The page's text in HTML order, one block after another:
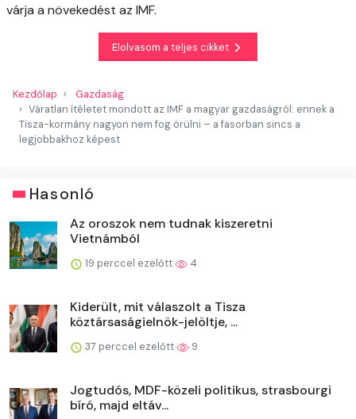
várja a növekedést az IMF.
Elolvasom a teljes cikket
Kezdőlap
Gazdaság
Váratlan ítéletet mondott az IMF a magyar gazdaságról: ennek a
Tisza-kormány nagyon nem fog örülni – a fasorban sincs a
legjobbakhoz képest
Hasonló
Az oroszok nem tudnak kiszeretni
Vietnámból
19 perccel ezelőtt 4
Kiderült, mit válaszolt a Tisza
köztársaságielnök-jelöltje, ...
37 perccel ezelőtt 9
Jogtudós, MDF-közeli politikus, strasbourgi
bíró, majd eltáv...